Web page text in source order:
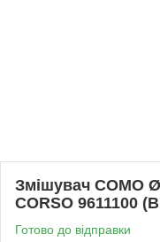
Змішувач COMO
CORSO 9611100
Готово до відправки